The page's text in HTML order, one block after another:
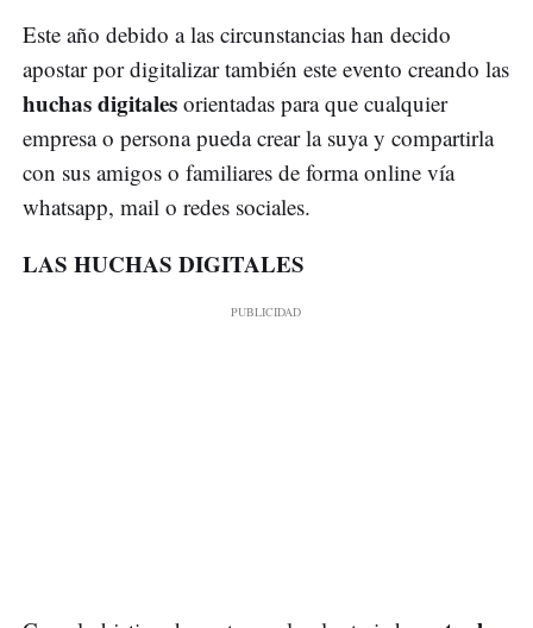
Este año debido a las circunstancias han decido
apostar por digitalizar también este evento creando las
huchas digitales orientadas para que cualquier
empresa o persona pueda crear la suya y compartirla
con sus amigos o familiares de forma online vía
whatsapp, mail o redes sociales.
LAS HUCHAS DIGITALES